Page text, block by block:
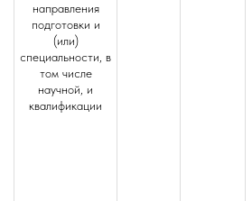
направления
подготовки и
(или)
специальности, в
том числе
научной, и
квалификации